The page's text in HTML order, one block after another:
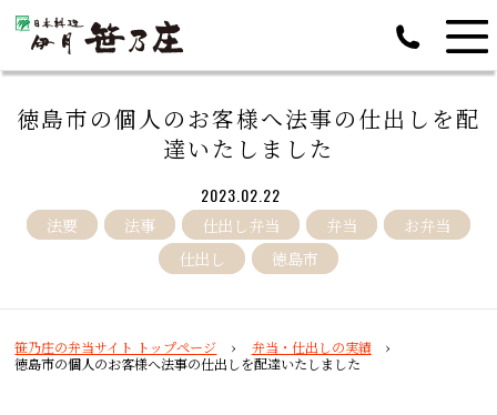
徳島市の個人のお客様へ法事の仕出しを配
達いたしました
2023.02.22
法要 法事 仕出し弁当 弁当
お弁当
仕出し
徳島市
笹乃庄の弁当サイト トップページ
弁当・仕出しの実績
徳島市の個人のお客様へ法事の仕出しを配達いたしました